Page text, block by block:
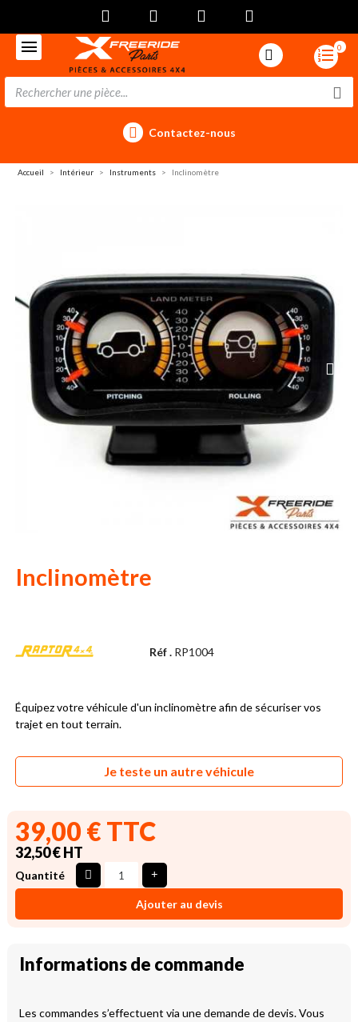
0
Contactez-nous
Accueil Intérieur Instruments Inclinomètre
Inclinomètre
Réf . RP1004
Équipez votre véhicule d'un inclinomètre afin de sécuriser vos
trajet en tout terrain.
Je teste un autre véhicule
39,00 € TTC
32,50 € HT
Quantité
Ajouter au devis
Informations de commande
Les commandes s’effectuent via une demande de devis. Vous